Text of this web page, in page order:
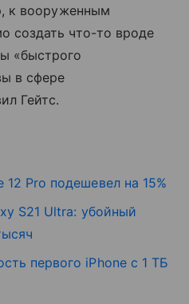
к вооруженным
создать что-то вроде
«быстрого
в сфере
Гейтс.
Pro подешевел на 15%
S21 Ultra: убойный
первого iPhone с 1 ТБ